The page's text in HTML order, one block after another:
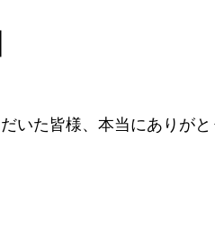
いた皆様、本当にありがと